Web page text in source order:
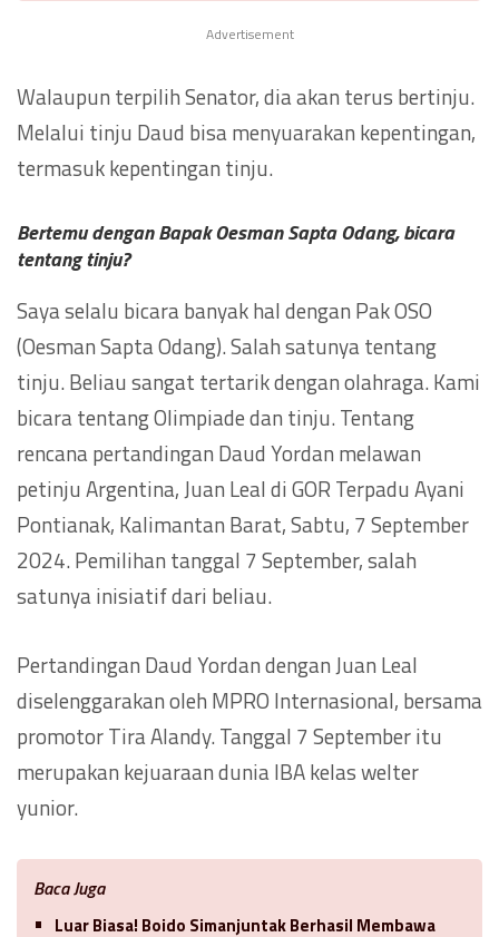
Advertisement
Walaupun terpilih Senator, dia akan terus bertinju.
Melalui tinju Daud bisa menyuarakan kepentingan,
termasuk kepentingan tinju.
Bertemu dengan Bapak Oesman Sapta Odang, bicara
tentang tinju?
Saya selalu bicara banyak hal dengan Pak OSO
(Oesman Sapta Odang). Salah satunya tentang
tinju. Beliau sangat tertarik dengan olahraga. Kami
bicara tentang Olimpiade dan tinju. Tentang
rencana pertandingan Daud Yordan melawan
petinju Argentina, Juan Leal di GOR Terpadu Ayani
Pontianak, Kalimantan Barat, Sabtu, 7 September
2024. Pemilihan tanggal 7 September, salah
satunya inisiatif dari beliau.
Pertandingan Daud Yordan dengan Juan Leal
diselenggarakan oleh MPRO Internasional, bersama
promotor Tira Alandy. Tanggal 7 September itu
merupakan kejuaraan dunia IBA kelas welter
yunior.
Baca Juga
Luar Biasa! Boido Simanjuntak Berhasil Membawa